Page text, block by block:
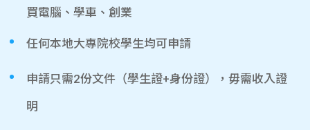
買電腦、學車、創業
任何本地大專院校學生均可申請
申請只需2份文件（學生證+身份證），毋需收入證
明